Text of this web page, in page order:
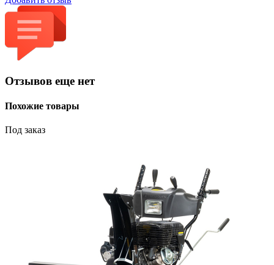
Отзывов еще нет
Похожие товары
Под заказ